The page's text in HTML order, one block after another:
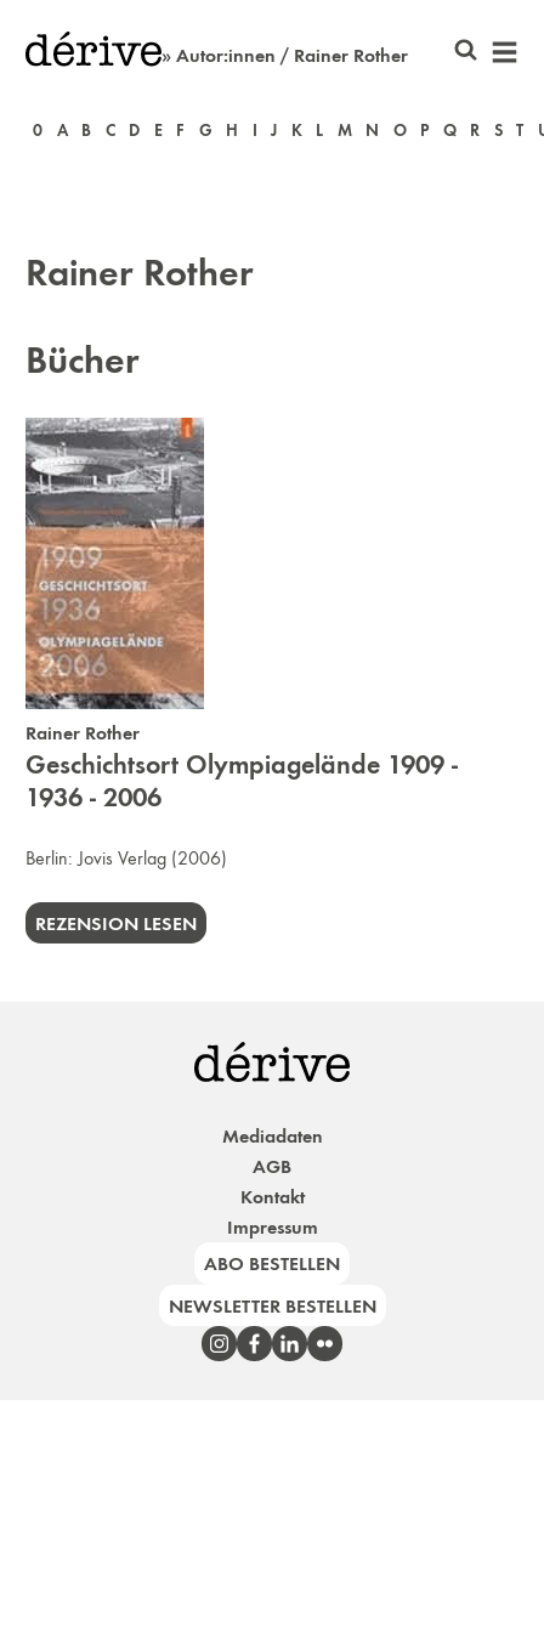
» Autor:innen / Rainer Rother
0 A B C D E F G H I J K L M N O P Q R S T
Rainer Rother
Bücher
Rainer Rother
Geschichtsort Olympiagelände 1909 -
1936 - 2006
Berlin:Jovis Verlag (2006)
REZENSION LESEN
Mediadaten
AGB
Kontakt
Impressum
ABO BESTELLEN
NEWSLETTER BESTELLEN